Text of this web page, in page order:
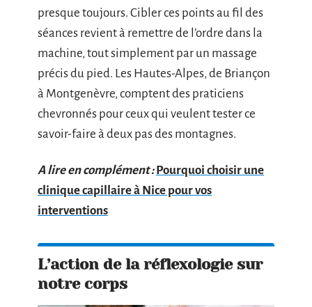
presque toujours. Cibler ces points au fil des
séances revient à remettre de l’ordre dans la
machine, tout simplement par un massage
précis du pied. Les Hautes-Alpes, de Briançon
à Montgenèvre, comptent des praticiens
chevronnés pour ceux qui veulent tester ce
savoir-faire à deux pas des montagnes.
A lire en complément : Pourquoi choisir une
clinique capillaire à Nice pour vos
interventions
L’action de la réflexologie sur
notre corps